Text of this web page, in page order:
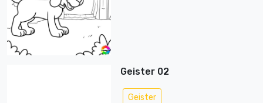
Geister 02
Geister